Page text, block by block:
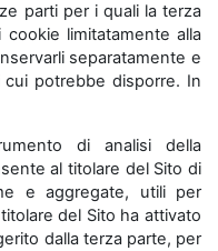
parti per i quali la terza
limitatamente alla
separatamente e
potrebbe disporre. In
di analisi della
al titolare del Sito di
e aggregate, utili per
del Sito ha attivato
dalla terza parte, per